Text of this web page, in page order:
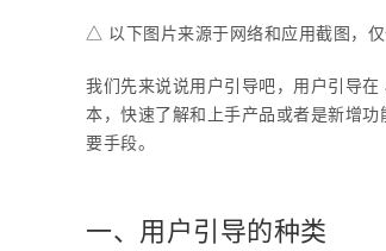
△ 以下图片来源于网络和应用截图，
我们先来说说用户引导吧，用户引导
本，快速了解和上手产品或者是新增
要手段。
一、用户引导的种类